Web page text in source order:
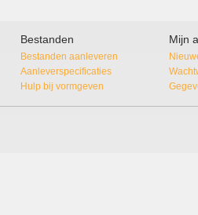
Bestanden
Bestanden aanleveren
Aanleverspecificaties
Hulp bij vormgeven
Mijn